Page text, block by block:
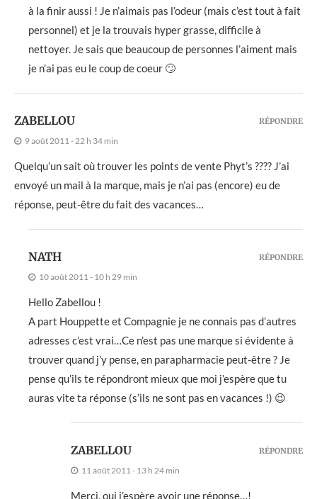
à la finir aussi ! Je n’aimais pas l’odeur (mais c’est tout à fait
personnel) et je la trouvais hyper grasse, difficile à
nettoyer. Je sais que beaucoup de personnes l’aiment mais
je n’ai pas eu le coup de coeur 🙄
ZABELLOU
9 août 2011 - 22 h 34 min
Quelqu’un sait où trouver les points de vente Phyt’s ???? J’ai
envoyé un mail à la marque, mais je n’ai pas (encore) eu de
réponse, peut-être du fait des vacances…
RÉPONDRE
NATH
10 août 2011 - 10 h 29 min
Hello Zabellou !
A part Houppette et Compagnie je ne connais pas d’autres
adresses c’est vrai…Ce n’est pas une marque si évidente à
trouver quand j’y pense, en parapharmacie peut-être ? Je
pense qu’ils te répondront mieux que moi j’espère que tu
auras vite ta réponse (s’ils ne sont pas en vacances !) 😉
RÉPONDRE
ZABELLOU
11 août 2011 - 13 h 24 min
Merci, oui j’espère avoir une réponse…!
RÉPONDRE